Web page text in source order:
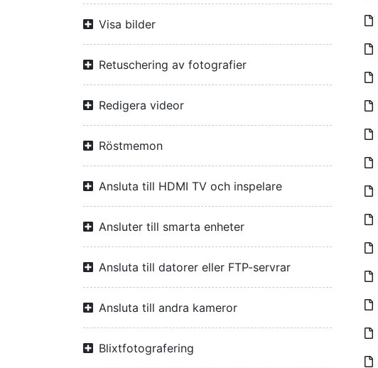
Visa bilder
Retuschering av fotografier
Redigera videor
Röstmemon
Ansluta till HDMI TV och inspelare
Ansluter till smarta enheter
Ansluta till datorer eller FTP-servrar
Ansluta till andra kameror
Blixtfotografering